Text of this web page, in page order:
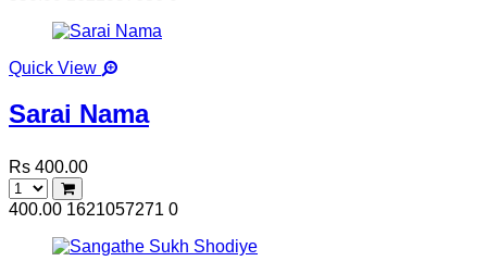
Quick View
Sarai Nama
Rs 400.00
400.00 1621057271 0